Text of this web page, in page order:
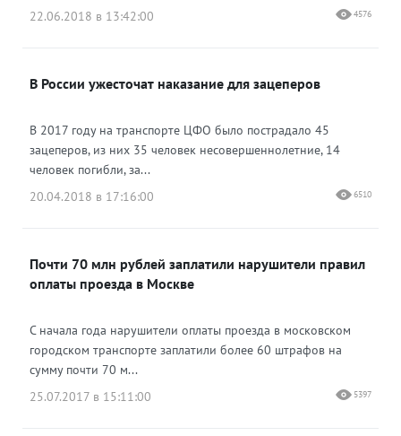
22.06.2018 в 13:42:00
4576
В России ужесточат наказание для зацеперов
В 2017 году на транспорте ЦФО было пострадало 45
зацеперов, из них 35 человек несовершеннолетние, 14
человек погибли, за...
20.04.2018 в 17:16:00
6510
Почти 70 млн рублей заплатили нарушители правил
оплаты проезда в Москве
С начала года нарушители оплаты проезда в московском
городском транспорте заплатили более 60 штрафов на
сумму почти 70 м...
25.07.2017 в 15:11:00
5397